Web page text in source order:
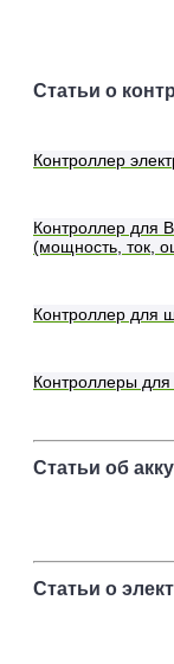
Статьи о
Контроллер
Контроллер для
(мощность, ток,
Контроллер для
Контроллеры для
Статьи об
Статьи о